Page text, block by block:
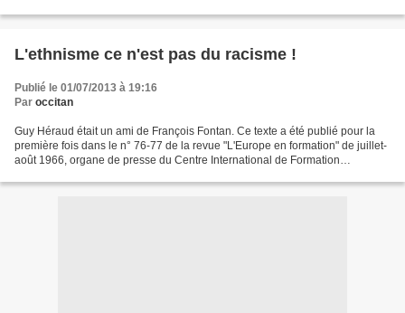
L'ethnisme ce n'est pas du racisme !
Publié le 01/07/2013 à 19:16
Par occitan
Guy Héraud était un ami de François Fontan. Ce texte a été publié pour la
première fois dans le n° 76-77 de la revue "L'Europe en formation" de juillet-
août 1966, organe de presse du Centre International de Formation